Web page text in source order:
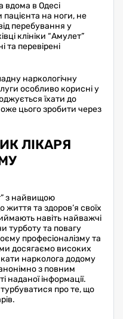
вдома в Одесі
на ноги, не
перебування у
клініки “Амулет”
та перевірені
наркологічну
особливо корисні у
їхати до
цього зробити через
ЛІКАРЯ
з найвищою
життя та здоров’я своїх
навіть найважчі
турботу та повагу
професіоналізму та
ми досягаємо високих
нарколога додому
з повним
наданої інформації.
про те, що